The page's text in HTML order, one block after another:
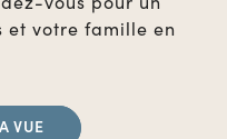
et votre famille en
VUE